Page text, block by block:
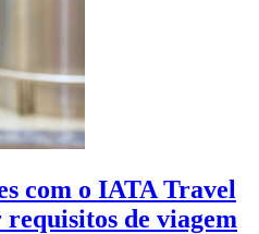
com o IATA Travel
de viagem